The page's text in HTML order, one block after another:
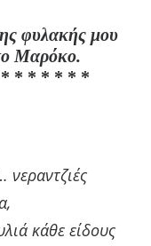
φυλακής μου
Μαρόκο.
* * * * * *
νεραντζιές
κάθε είδους